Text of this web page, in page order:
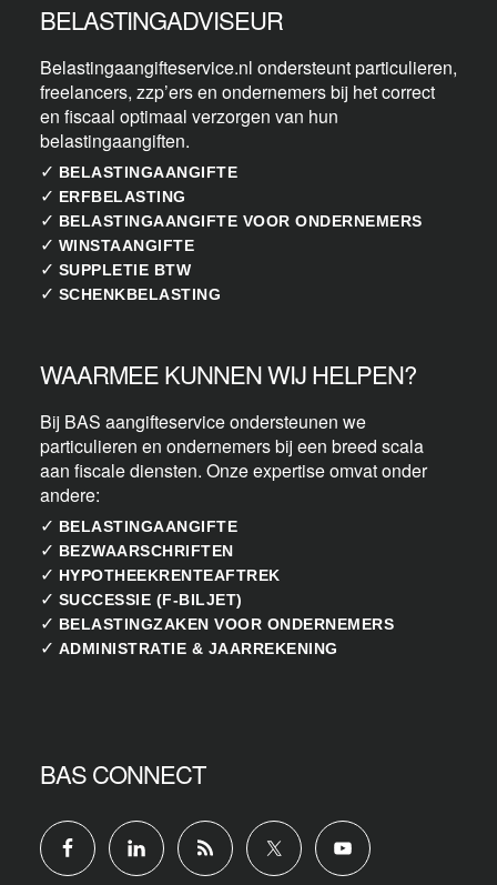
BELASTINGADVISEUR
Belastingaangifteservice.nl ondersteunt particulieren,
freelancers, zzp’ers en ondernemers bij het correct
en fiscaal optimaal verzorgen van hun
belastingaangiften.
✓ BELASTINGAANGIFTE
✓ ERFBELASTING
✓ BELASTINGAANGIFTE VOOR ONDERNEMERS
✓ WINSTAANGIFTE
✓ SUPPLETIE BTW
✓ SCHENKBELASTING
WAARMEE KUNNEN WIJ HELPEN?
Bij BAS aangifteservice ondersteunen we
particulieren en ondernemers bij een breed scala
aan fiscale diensten. Onze expertise omvat onder
andere:
✓ BELASTINGAANGIFTE
✓ BEZWAARSCHRIFTEN
✓ HYPOTHEEKRENTEAFTREK
✓ SUCCESSIE (F-BILJET)
✓ BELASTINGZAKEN VOOR ONDERNEMERS
✓ ADMINISTRATIE & JAARREKENING
BAS CONNECT